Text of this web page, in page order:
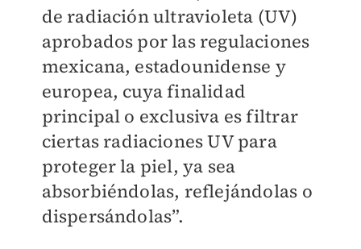
de radiación ultravioleta (UV)
aprobados por las regulaciones
mexicana, estadounidense y
europea, cuya finalidad
principal o exclusiva es filtrar
ciertas radiaciones UV para
proteger la piel, ya sea
absorbiéndolas, reflejándolas o
dispersándolas”.